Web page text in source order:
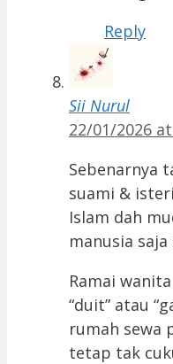
Reply
Sii Nurul
22/01/2026
Sebenarnya
suami &
Islam dah
manusia
Ramai
“duit” atau
rumah sewa
tetap tak